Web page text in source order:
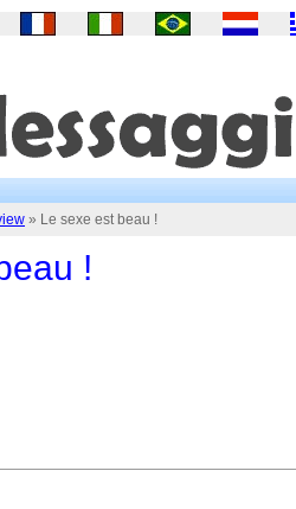
» Le sexe est beau !
!